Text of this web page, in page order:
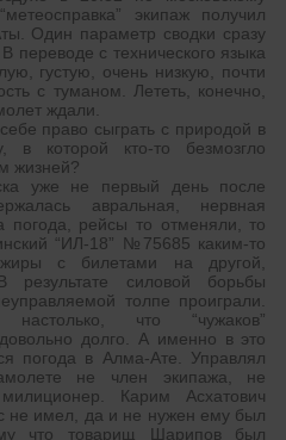
экипаж получил
Один параметр сводки сразу
переводе с технического языка
густую, очень низкую, почти
с туманом. Лететь, конечно,
ждали.
право сыграть с природой в
в которой кто-то безмозгло
жизней?
уже не первый день после
авральная, нервная
погода, рейсы то отменяли, то
“ИЛ-18” №75685 каким-то
с билетами на другой,
силовой борьбы
толпе проиграли.
что “чужаков”
долго. А именно в это
погода в Алма-Ате. Управлял
не член экипажа, не
Карим Асхатович
не имел, да и не нужен ему был
что товарищ Шарипов был